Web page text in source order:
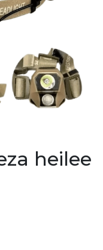
heilee